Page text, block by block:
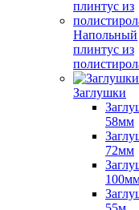
Напольный
плинтус из
Заглушки
58мм
72мм